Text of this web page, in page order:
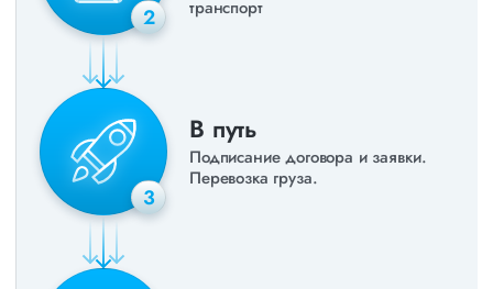
2
транспорт
3
В путь
Подписание договора и заявки.
Перевозка груза.